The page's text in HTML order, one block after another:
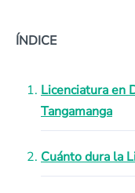
ÍNDICE
Licenciatura en
Tangamanga
Cuánto dura la